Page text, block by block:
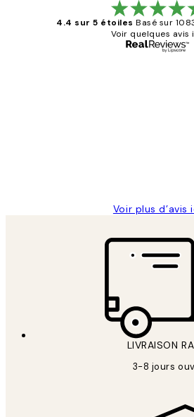
4.4 sur 5 étoiles Basé sur
Voir quelques avis
Voir plus d’avis
LIVRAISON
3-8 jours